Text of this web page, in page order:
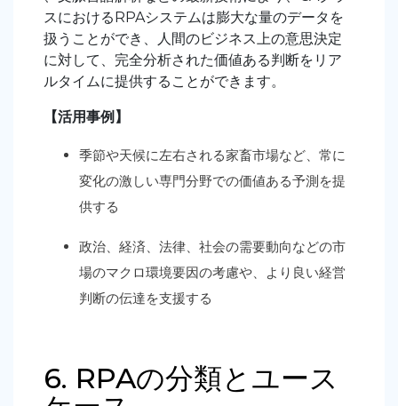
スにおけるRPAシステムは膨大な量のデータを
扱うことができ、人間のビジネス上の意思決定
に対して、完全分析された価値ある判断をリア
ルタイムに提供することができます。
【活用事例】
季節や天候に左右される家畜市場など、常に
変化の激しい専門分野での価値ある予測を提
供する
政治、経済、法律、社会の需要動向などの市
場のマクロ環境要因の考慮や、より良い経営
判断の伝達を支援する
6. RPAの分類とユース